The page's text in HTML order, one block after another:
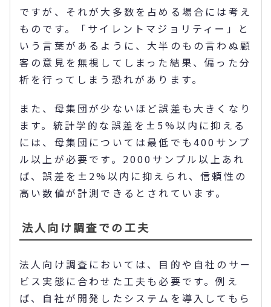
ですが、それが大多数を占める場合には考え
ものです。「サイレントマジョリティー」と
いう言葉があるように、大半のもの言わぬ顧
客の意見を無視してしまった結果、偏った分
析を行ってしまう恐れがあります。
また、母集団が少ないほど誤差も大きくなり
ます。統計学的な誤差を±5%以内に抑える
には、母集団については最低でも400サンプ
ル以上が必要です。2000サンプル以上あれ
ば、誤差を±2%以内に抑えられ、信頼性の
高い数値が計測できるとされています。
法人向け調査での工夫
法人向け調査においては、目的や自社のサー
ビス実態に合わせた工夫も必要です。例え
ば、自社が開発したシステムを導入してもら